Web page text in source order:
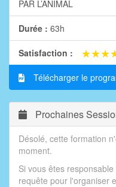
PAR L’ANIMAL
Durée : 63h
Satisfaction :
Télécharger le
Prochaines
Désolé, cette formation
moment.
Si vous êtes
requête pour l'organiser